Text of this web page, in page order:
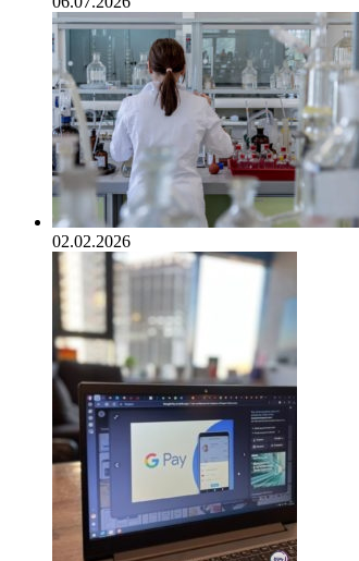
02.02.2026